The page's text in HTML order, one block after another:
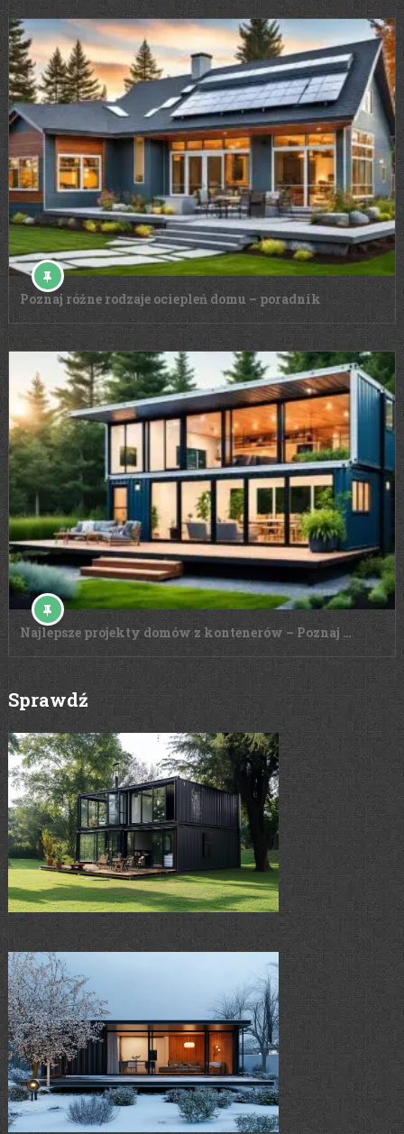
Poznaj różne rodzaje ociepleń domu – poradnik
Najlepsze projekty domów z kontenerów – Poznaj …
Sprawdź